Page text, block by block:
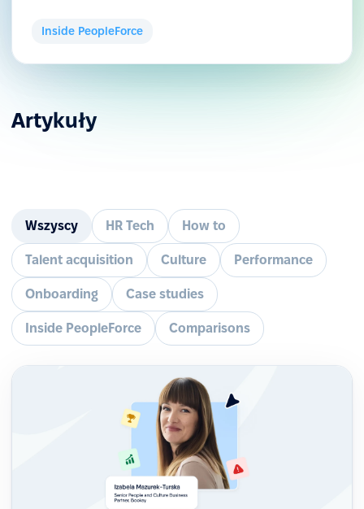
Inside PeopleForce
Artykuły
Wszyscy HR Tech How to
Talent acquisition Culture Performance
Onboarding Case studies
Inside PeopleForce Comparisons